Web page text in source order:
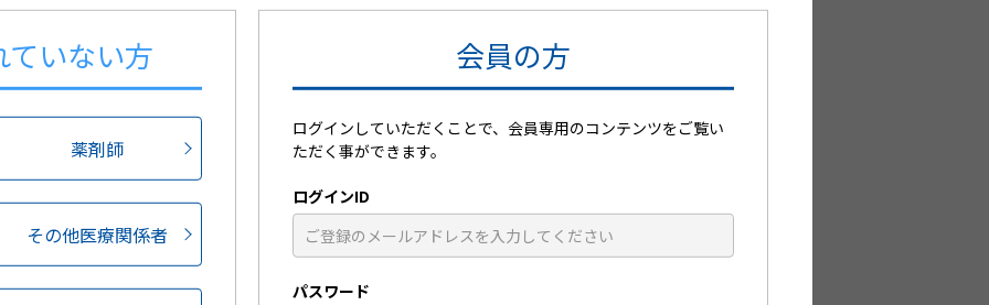
性手掌多汗症治療剤です。
対し効能又は効果を有する外用剤（保険適用）として
ていない方
薬剤師
その他医療関係者
会員の方
ログインしていただくことで、会員専用のコンテンツをご覧い
ただく事ができます。
ログインID
パスワード